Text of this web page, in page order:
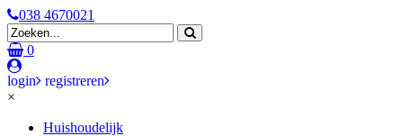
038 4670021
0
login
registreren
×
Huishoudelijk